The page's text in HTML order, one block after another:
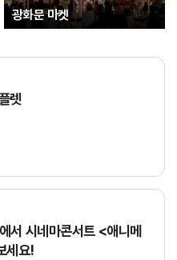
광화문 마켓
렛
서 시네마콘서트 <애니메
세요!